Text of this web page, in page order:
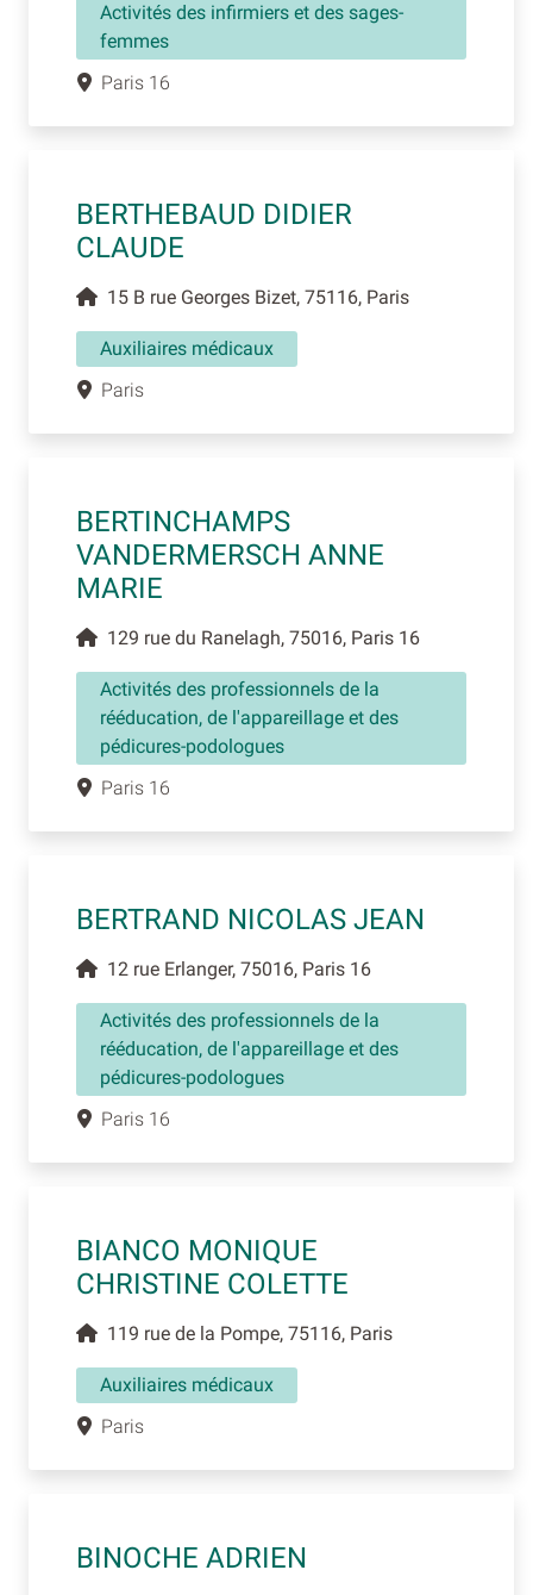
Activités des infirmiers et des sages-
femmes
Paris 16
BERTHEBAUD DIDIER
CLAUDE
15 B rue Georges Bizet, 75116, Paris
Auxiliaires médicaux
Paris
BERTINCHAMPS
VANDERMERSCH ANNE
MARIE
129 rue du Ranelagh, 75016, Paris 16
Activités des professionnels de la
rééducation, de l'appareillage et des
pédicures-podologues
Paris 16
BERTRAND NICOLAS JEAN
12 rue Erlanger, 75016, Paris 16
Activités des professionnels de la
rééducation, de l'appareillage et des
pédicures-podologues
Paris 16
BIANCO MONIQUE
CHRISTINE COLETTE
119 rue de la Pompe, 75116, Paris
Auxiliaires médicaux
Paris
BINOCHE ADRIEN